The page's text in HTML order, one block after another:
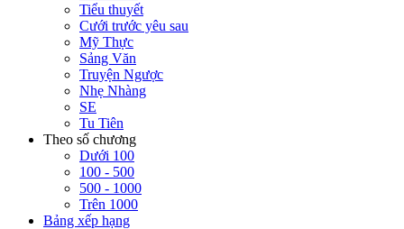
Tiểu thuyết
Cưới trước yêu sau
Mỹ Thực
Sảng Văn
Truyện Ngược
Nhẹ Nhàng
SE
Tu Tiên
Theo số chương
Dưới 100
100 - 500
500 - 1000
Trên 1000
Bảng xếp hạng